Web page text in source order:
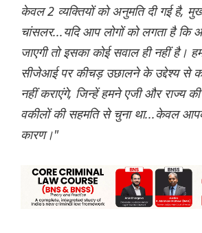
केवल 2 व्यक्तियों को अनुमति दी गई है,
चांसलर...यदि आप लोगों को लगता है कि
जाएगी तो इसका कोई सवाल ही नहीं है।
सीजेआई पर कीचड़ उछालने के उद्देश्य से
नहीं कराएंगे, जिन्हें हमने एजी और राज्य
वकीलों की सहमति से चुना था...केवल
कारण।"